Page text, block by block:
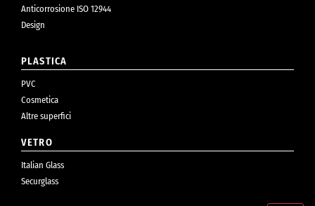
Anticorrosione ISO 12944
Design
PLASTICA
PVC
Cosmetica
Altre superfici
VETRO
Italian Glass
Securglass